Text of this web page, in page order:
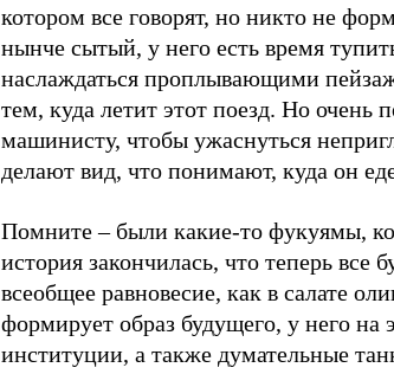
котором все говорят, но никто не
нынче сытый, у него есть время
наслаждаться проплывающими
тем, куда летит этот поезд. Но очень
машинисту, чтобы ужаснуться
делают вид, что понимают, куда он
Помните – были какие-то фукуямы,
история закончилась, что теперь все
всеобщее равновесие, как в салате
формирует образ будущего, у него на
институции, а также думательные